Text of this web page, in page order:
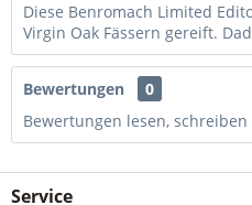
Diese Benromach Limited
Virgin Oak Fässern gereift.
Bewertungen
0
Bewertungen lesen,
Service